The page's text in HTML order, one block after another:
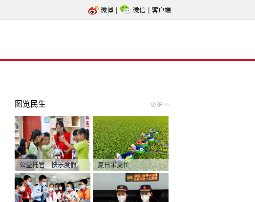
微博 微信 客户端
图览民生 更多>>
公益托管 快乐度假 夏日采菱忙